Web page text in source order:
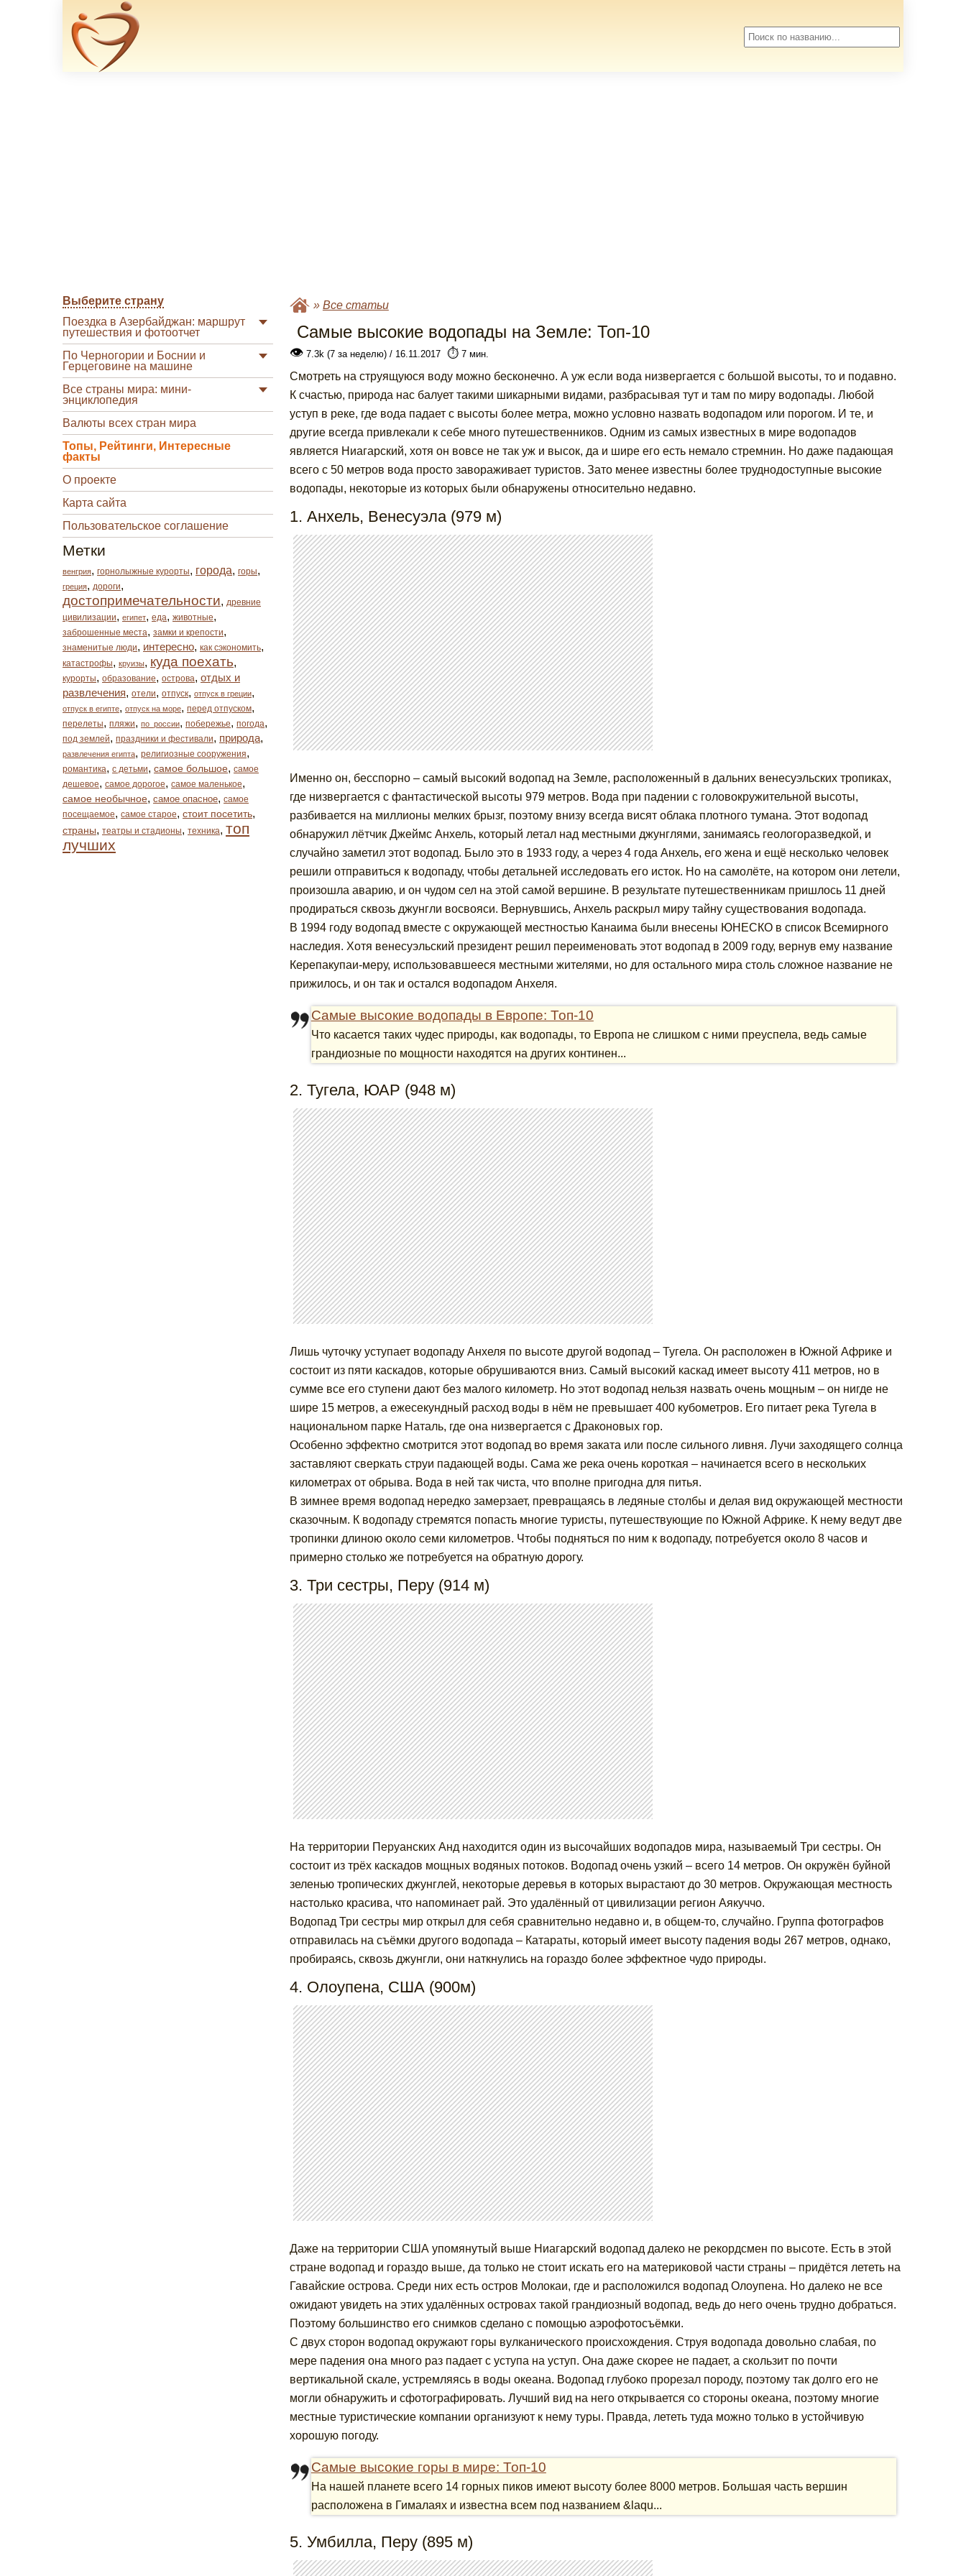
Выберите страну
Поездка в Азербайджан: маршрут
путешествия и фотоотчет
По Черногории и Боснии и
Герцеговине на машине
Все страны мира: мини-
энциклопедия
Валюты всех стран мира
Топы, Рейтинги, Интересные
факты
О проекте
Карта сайта
Пользовательское соглашение
Метки
венгрия, горнолыжные курорты, города, горы,
греция, дороги,
достопримечательности, древние
цивилизации, египет, еда, животные,
заброшенные места, замки и крепости,
знаменитые люди, интересно, как сэкономить,
катастрофы, круизы, куда поехать,
курорты, образование, острова, отдых и
развлечения, отели, отпуск, отпуск в греции,
отпуск в египте, отпуск на море, перед отпуском,
перелеты, пляжи, по_россии, побережье, погода,
под землей, праздники и фестивали, природа,
развлечения египта, религиозные сооружения,
романтика, с детьми, самое большое, самое
дешевое, самое дорогое, самое маленькое,
самое необычное, самое опасное, самое
посещаемое, самое старое, стоит посетить,
страны, театры и стадионы, техника, топ
лучших
» Все статьи
Самые высокие водопады на Земле: Топ-10
👁 7.3k (7 за неделю) / 16.11.2017 ⏱️7 мин.
Смотреть на струящуюся воду можно бесконечно. А уж если вода низвергается с большой высоты, то и подавно.
К счастью, природа нас балует такими шикарными видами, разбрасывая тут и там по миру водопады. Любой
уступ в реке, где вода падает с высоты более метра, можно условно назвать водопадом или порогом. И те, и
другие всегда привлекали к себе много путешественников. Одним из самых известных в мире водопадов
является Ниагарский, хотя он вовсе не так уж и высок, да и шире его есть немало стремнин. Но даже падающая
всего с 50 метров вода просто завораживает туристов. Зато менее известны более труднодоступные высокие
водопады, некоторые из которых были обнаружены относительно недавно.
1. Анхель, Венесуэла (979 м)
Именно он, бесспорно – самый высокий водопад на Земле, расположенный в дальних венесуэльских тропиках,
где низвергается с фантастической высоты 979 метров. Вода при падении с головокружительной высоты,
разбивается на миллионы мелких брызг, поэтому внизу всегда висят облака плотного тумана. Этот водопад
обнаружил лётчик Джеймс Анхель, который летал над местными джунглями, занимаясь геологоразведкой, и
случайно заметил этот водопад. Было это в 1933 году, а через 4 года Анхель, его жена и ещё несколько человек
решили отправиться к водопаду, чтобы детальней исследовать его исток. Но на самолёте, на котором они летели,
произошла аварию, и он чудом сел на этой самой вершине. В результате путешественникам пришлось 11 дней
продираться сквозь джунгли восвояси. Вернувшись, Анхель раскрыл миру тайну существования водопада.
В 1994 году водопад вместе с окружающей местностью Канаима были внесены ЮНЕСКО в список Всемирного
наследия. Хотя венесуэльский президент решил переименовать этот водопад в 2009 году, вернув ему название
Керепакупаи-меру, использовавшееся местными жителями, но для остального мира столь сложное название не
прижилось, и он так и остался водопадом Анхеля.
Самые высокие водопады в Европе: Топ-10
Что касается таких чудес природы, как водопады, то Европа не слишком с ними преуспела, ведь самые
грандиозные по мощности находятся на других континен...
2. Тугела, ЮАР (948 м)
Лишь чуточку уступает водопаду Анхеля по высоте другой водопад – Тугела. Он расположен в Южной Африке и
состоит из пяти каскадов, которые обрушиваются вниз. Самый высокий каскад имеет высоту 411 метров, но в
сумме все его ступени дают без малого километр. Но этот водопад нельзя назвать очень мощным – он нигде не
шире 15 метров, а ежесекундный расход воды в нём не превышает 400 кубометров. Его питает река Тугела в
национальном парке Наталь, где она низвергается с Драконовых гор.
Особенно эффектно смотрится этот водопад во время заката или после сильного ливня. Лучи заходящего солнца
заставляют сверкать струи падающей воды. Сама же река очень короткая – начинается всего в нескольких
километрах от обрыва. Вода в ней так чиста, что вполне пригодна для питья.
В зимнее время водопад нередко замерзает, превращаясь в ледяные столбы и делая вид окружающей местности
сказочным. К водопаду стремятся попасть многие туристы, путешествующие по Южной Африке. К нему ведут две
тропинки длиною около семи километров. Чтобы подняться по ним к водопаду, потребуется около 8 часов и
примерно столько же потребуется на обратную дорогу.
3. Три сестры, Перу (914 м)
На территории Перуанских Анд находится один из высочайших водопадов мира, называемый Три сестры. Он
состоит из трёх каскадов мощных водяных потоков. Водопад очень узкий – всего 14 метров. Он окружён буйной
зеленью тропических джунглей, некоторые деревья в которых вырастают до 30 метров. Окружающая местность
настолько красива, что напоминает рай. Это удалённый от цивилизации регион Аякуччо.
Водопад Три сестры мир открыл для себя сравнительно недавно и, в общем-то, случайно. Группа фотографов
отправилась на съёмки другого водопада – Катараты, который имеет высоту падения воды 267 метров, однако,
пробираясь, сквозь джунгли, они наткнулись на гораздо более эффектное чудо природы.
4. Олоупена, США (900м)
Даже на территории США упомянутый выше Ниагарский водопад далеко не рекордсмен по высоте. Есть в этой
стране водопад и гораздо выше, да только не стоит искать его на материковой части страны – придётся лететь на
Гавайские острова. Среди них есть остров Молокаи, где и расположился водопад Олоупена. Но далеко не все
ожидают увидеть на этих удалённых островах такой грандиозный водопад, ведь до него очень трудно добраться.
Поэтому большинство его снимков сделано с помощью аэрофотосъёмки.
С двух сторон водопад окружают горы вулканического происхождения. Струя водопада довольно слабая, по
мере падения она много раз падает с уступа на уступ. Она даже скорее не падает, а скользит по почти
вертикальной скале, устремляясь в воды океана. Водопад глубоко прорезал породу, поэтому так долго его не
могли обнаружить и сфотографировать. Лучший вид на него открывается со стороны океана, поэтому многие
местные туристические компании организуют к нему туры. Правда, лететь туда можно только в устойчивую
хорошую погоду.
Самые высокие горы в мире: Топ-10
На нашей планете всего 14 горных пиков имеют высоту более 8000 метров. Большая часть вершин
расположена в Гималаях и известна всем под названием &laqu...
5. Умбилла, Перу (895 м)